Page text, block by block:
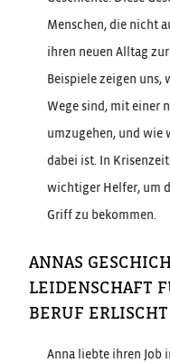
Menschen, die nicht
ihren neuen Alltag
Beispiele zeigen
Wege sind, mit einer
umzugehen, und wie
dabei ist. In
wichtiger Helfer, um
Griff zu bekommen.
ANNAS
LEIDENSCHAFT
BERUF ERLISCHT
Anna liebte ihren Job